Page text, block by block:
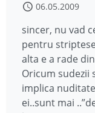
06.05.2009
sincer, nu vad
pentru
alta e a rade
Oricum sudezii
implica
ei..sunt mai